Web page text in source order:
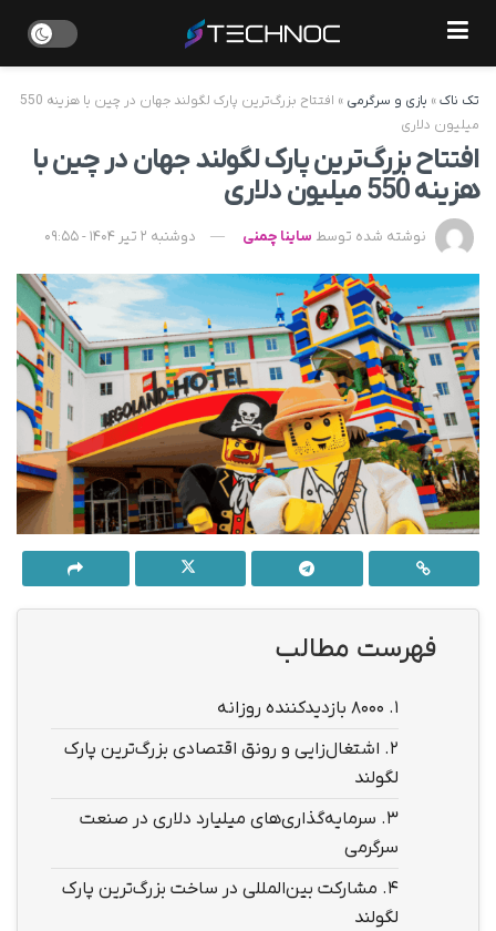
تک ناک» بازی و سرگرمی »
افتتاح بزرگ‌ترین پارک لگولند جهان در چین با هزینه 550
میلیون دلاری
افتتاح بزرگ‌ترین پارک لگولند جهان در چین با
هزینه 550 میلیون دلاری
نوشته شده توسط ساینا چمنی دوشنبه 2 تیر 1404 - 09:55
فهرست مطالب
1. ۸۰۰۰ بازدیدکننده روزانه
2. اشتغال‌زایی و رونق اقتصادی بزرگ‌ترین پارک
لگولند
3. سرمایه‌گذاری‌های میلیارد دلاری در صنعت
سرگرمی
4. مشارکت بین‌المللی در ساخت بزرگ‌ترین پارک
لگولند